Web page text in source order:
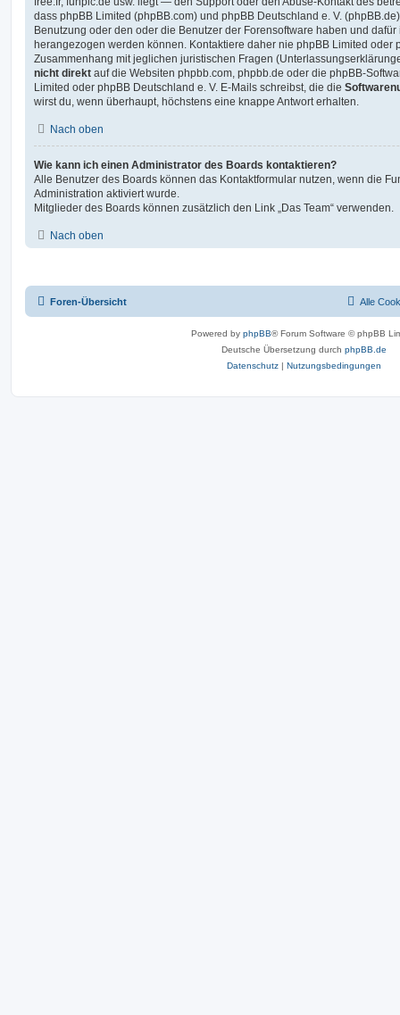
dass phpBB Limited (phpBB.com) und phpBB Deutschland e. V.
Benutzung oder den oder die Benutzer der Forensoftware haben und
herangezogen werden können. Kontaktiere daher nie phpBB Limited oder
Zusammenhang mit jeglichen juristischen Fragen
nicht direkt auf die Websiten phpbb.com, phpbb.de oder die phpBB-
Limited oder phpBB Deutschland e. V. E-Mails schreibst, die die
wirst du, wenn überhaupt, höchstens eine knappe Antwort erhalten.
Nach oben
Wie kann ich einen Administrator des Boards kontaktieren?
Alle Benutzer des Boards können das Kontaktformular nutzen, wenn die
Administration aktiviert wurde.
Mitglieder des Boards können zusätzlich den Link „Das Team“ verwenden.
Nach oben
Foren-Übersicht Alle
Powered by phpBB® Forum Software © phpBB
Deutsche Übersetzung durch phpBB.de
Datenschutz | Nutzungsbedingungen